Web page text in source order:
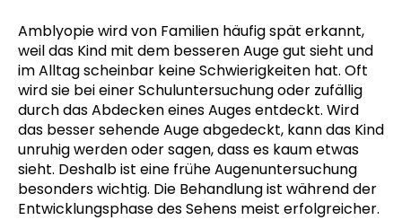
Amblyopie wird von Familien häufig spät erkannt,
weil das Kind mit dem besseren Auge gut sieht und
im Alltag scheinbar keine Schwierigkeiten hat. Oft
wird sie bei einer Schuluntersuchung oder zufällig
durch das Abdecken eines Auges entdeckt. Wird
das besser sehende Auge abgedeckt, kann das Kind
unruhig werden oder sagen, dass es kaum etwas
sieht. Deshalb ist eine frühe Augenuntersuchung
besonders wichtig. Die Behandlung ist während der
Entwicklungsphase des Sehens meist erfolgreicher.